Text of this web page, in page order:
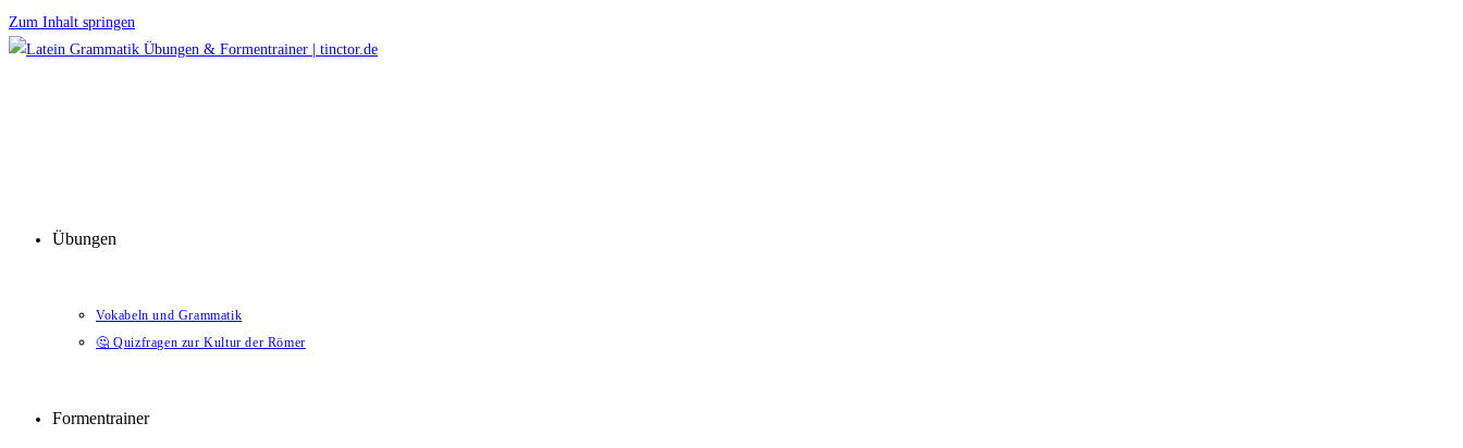
Zum Inhalt springen
Übungen
Vokabeln und Grammatik
🤔 Quizfragen zur Kultur der Römer
Formentrainer